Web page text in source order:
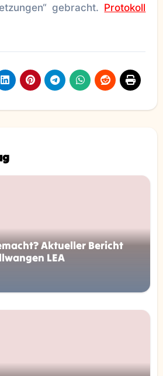
gebracht. Protokoll
Aktueller Bericht
LEA